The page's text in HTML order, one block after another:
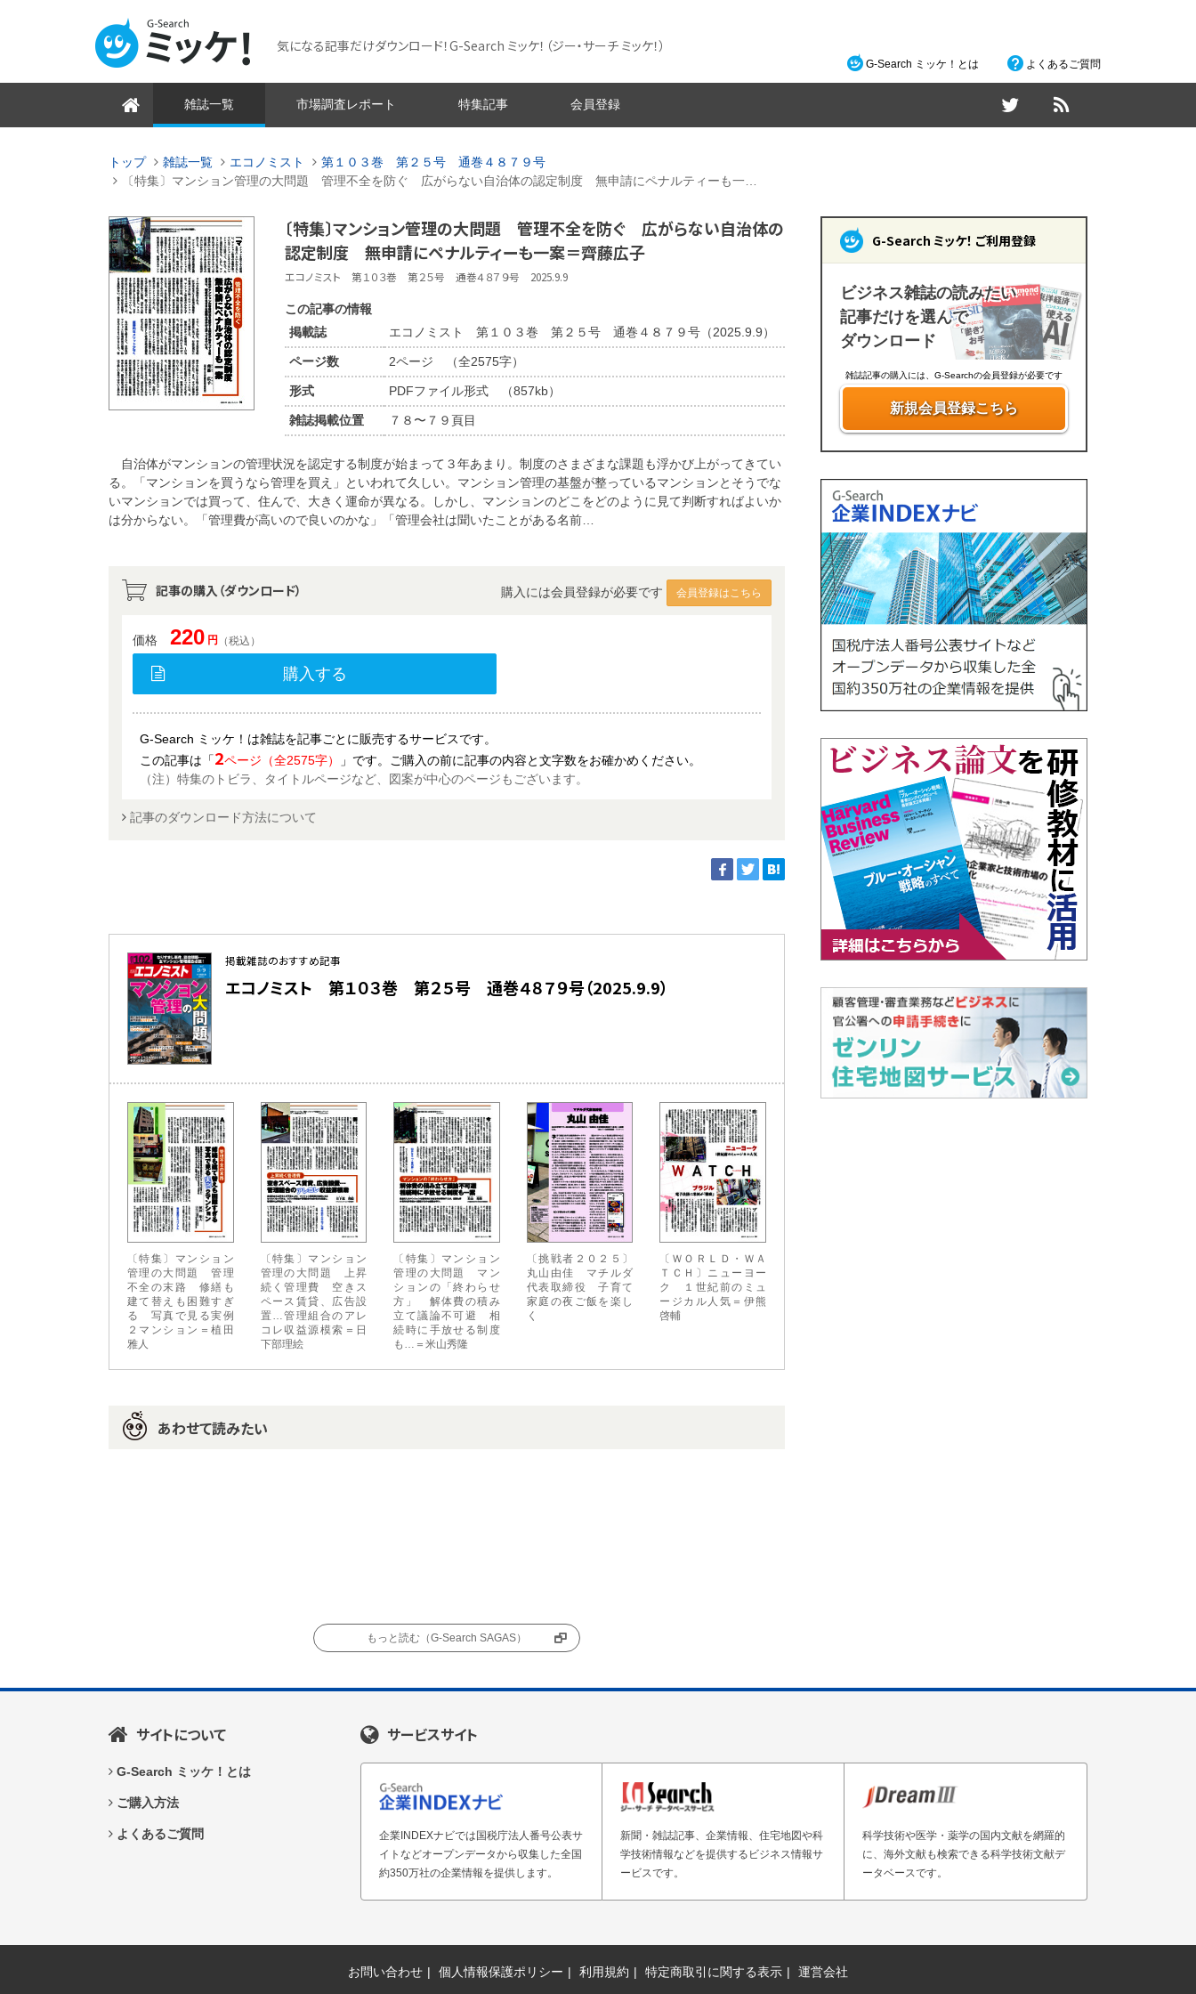
気になる記事だけダウンロード！G-Search ミッケ！ （ジー・サーチ ミッケ！）
G-Search ミッケ！とは よくあるご質問
雑誌一覧 市場調査レポート 特集記事 会員登録
トップ 雑誌一覧 エコノミスト
第１０３巻 第２５号 通巻４８７９号
〔特集〕マンション管理の大問題 管理不全を防ぐ 広がらない自治体の認定制度 無申請にペナルティーも一…
〔特集〕マンション管理の大問題 管理不全を防ぐ 広がらない自治体の
認定制度 無申請にペナルティーも一案＝齊藤広子
エコノミスト 第１０３巻 第２５号 通巻４８７９号 2025.9.9
この記事の情報
掲載誌
エコノミスト 第１０３巻 第２５号 通巻４８７９号（2025.9.9）
ページ数 2ページ （全2575字）
形式 PDFファイル形式 （857kb）
雑誌掲載位置 ７８〜７９頁目
自治体がマンションの管理状況を認定する制度が始まって３年あまり。制度のさまざまな課題も浮かび上がってきてい
る。「マンションを買うなら管理を買え」といわれて久しい。マンション管理の基盤が整っているマンションとそうでな
いマンションでは買って、住んで、大きく運命が異なる。しかし、マンションのどこをどのように見て判断すればよいか
は分からない。「管理費が高いので良いのかな」「管理会社は聞いたことがある名前…
記事の購入（ダウンロード） 購入には会員登録が必要です 会員登録はこちら
価格 220 円 （税込）
購入する
G-Search ミッケ！は雑誌を記事ごとに販売するサービスです。
この記事は「2ページ（全2575字）
」です。ご購入の前に記事の内容と文字数をお確かめください。
（注）特集のトビラ、タイトルページなど、図案が中心のページもございます。
記事のダウンロード方法について
掲載雑誌のおすすめ記事
エコノミスト 第１０３巻 第２５号 通巻４８７９号（2025.9.9）
〔特集〕マンション
管理の大問題 管理
不全の末路 修繕も
建て替えも困難すぎ
る 写真で見る実例
２マンション＝植田
雅人
〔特集〕マンション
管理の大問題 上昇
続く管理費 空きス
ペース賃貸、広告設
置…管理組合のアレ
コレ収益源模索＝日
下部理絵
〔特集〕マンション
管理の大問題 マン
ションの「終わらせ
方」 解体費の積み
立て議論不可避 相
続時に手放せる制度
も…＝米山秀隆
〔挑戦者２０２５〕
丸山由佳 マチルダ
代表取締役 子育て
家庭の夜ご飯を楽し
く
〔ＷＯＲＬＤ・ＷＡ
ＴＣＨ〕ニューヨー
ク １世紀前のミュ
ージカル人気＝伊熊
啓輔
あわせて読みたい
もっと読む（G-Search SAGAS）
G-Search ミッケ！ ご利用登録
ビジネス雑誌の読みたい
記事だけを選んで
ダウンロード
雑誌記事の購入には、G-Searchの会員登録が必要です
新規会員登録こちら
サイトについて
G-Search ミッケ！とは
ご購入方法
よくあるご質問
サービスサイト
企業INDEXナビでは国税庁法人番号公表サ
イトなどオープンデータから収集した全国
約350万社の企業情報を提供します。
新聞・雑誌記事、企業情報、住宅地図や科
学技術情報などを提供するビジネス情報サ
ービスです。
科学技術や医学・薬学の国内文献を網羅的
に、海外文献も検索できる科学技術文献デ
ータベースです。
お問い合わせ 個人情報保護ポリシー 利用規約 特定商取引に関する表示 運営会社